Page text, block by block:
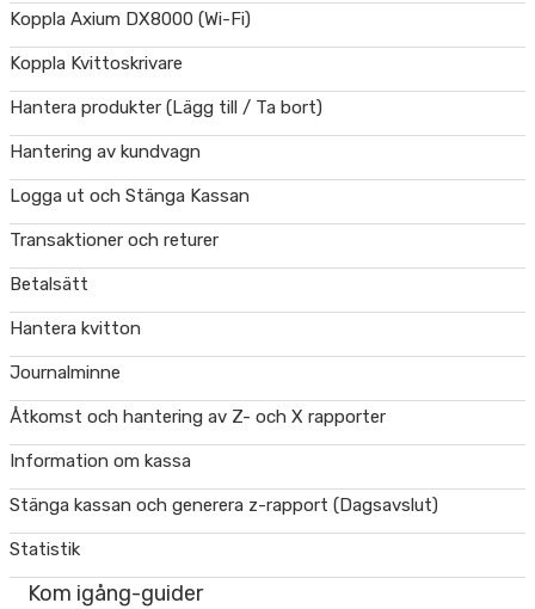
Koppla Axium DX8000 (Wi-Fi)
Koppla Kvittoskrivare
Hantera produkter (Lägg till / Ta bort)
Hantering av kundvagn
Logga ut och Stänga Kassan
Transaktioner och returer
Betalsätt
Hantera kvitton
Journalminne
Åtkomst och hantering av Z- och X rapporter
Information om kassa
Stänga kassan och generera z-rapport (Dagsavslut)
Statistik
Kom igång-guider